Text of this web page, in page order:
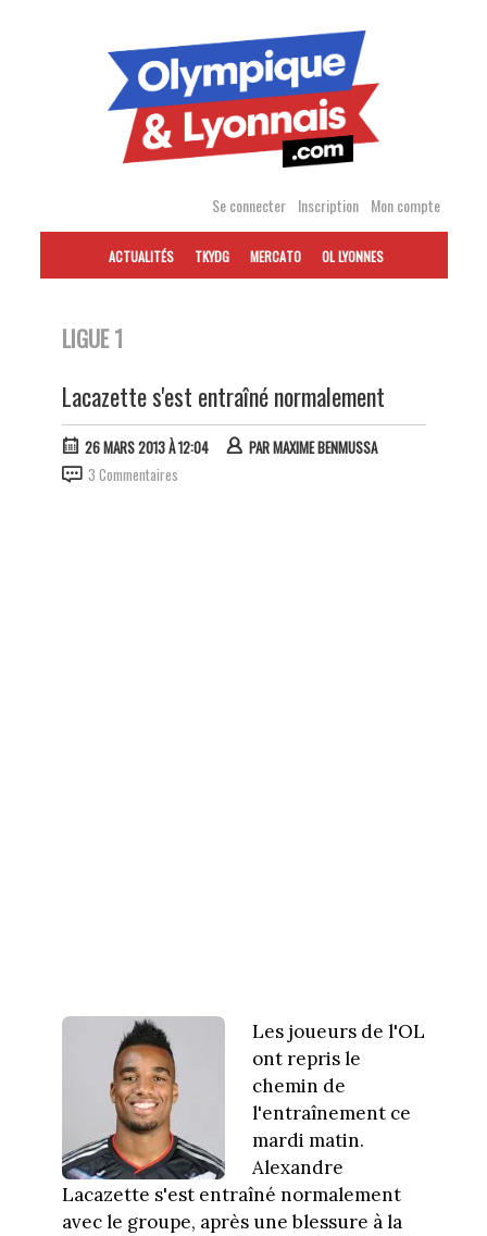
Se connecter Inscription Mon compte
ACTUALITÉS TKYDG MERCATO OL LYONNES
LIGUE 1
Lacazette s'est entraîné normalement
26 MARS 2013 À 12:04 PARMAXIME BENMUSSA
3 Commentaires
Les joueurs de l'OL
ont repris le
chemin de
l'entraînement ce
mardi matin.
Alexandre
Lacazette s'est entraîné normalement
avec le groupe, après une blessure à la